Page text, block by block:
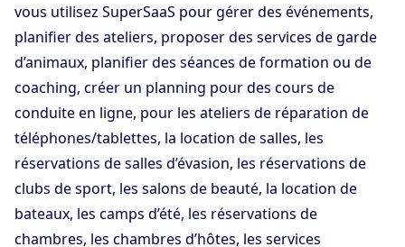
vous utilisez SuperSaaS pour gérer des événements,
planifier des ateliers, proposer des services de garde
d’animaux, planifier des séances de formation ou de
coaching, créer un planning pour des cours de
conduite en ligne, pour les ateliers de réparation de
téléphones/tablettes, la location de salles, les
réservations de salles d’évasion, les réservations de
clubs de sport, les salons de beauté, la location de
bateaux, les camps d’été, les réservations de
chambres, les chambres d’hôtes, les services